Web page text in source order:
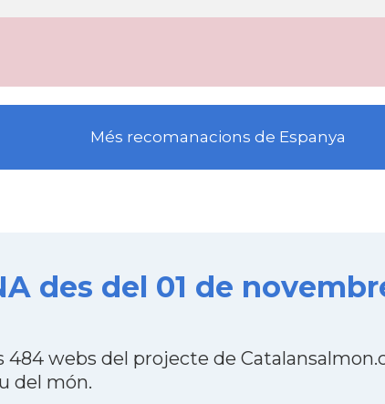
Més recomanacions de Espanya
des del 01 de
484 webs del projecte de
del món.